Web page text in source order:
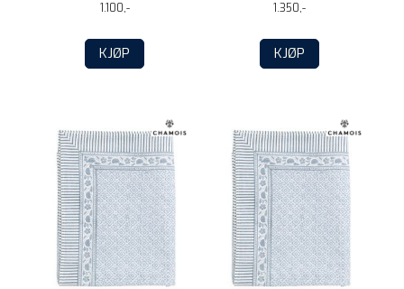
1.100,-
KJØP
1.350,-
KJØP